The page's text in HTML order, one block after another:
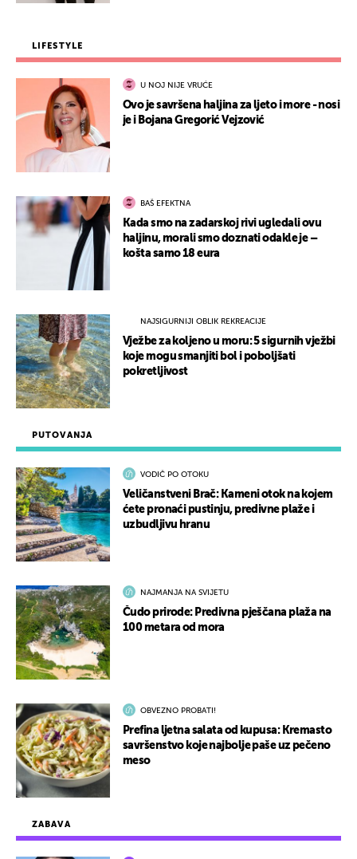
ZABAVA
PUTOVANJA
VODIČ PO OTOKU
Veličanstveni Brač: Kameni otok na kojem
ćete pronaći pustinju, predivne plaže i
uzbudljivu hranu
NAJMANJA NA SVIJETU
Čudo prirode: Predivna pješčana plaža na
100 metara od mora
OBVEZNO PROBATI!
Prefina ljetna salata od kupusa: Kremasto
savršenstvo koje najbolje paše uz pečeno
meso
LIFESTYLE
U NOJ NIJE VRUĆE
Ovo je savršena haljina za ljeto i more - nosi
je i Bojana Gregorić Vejzović
BAŠ EFEKTNA
Kada smo na zadarskoj rivi ugledali ovu
haljinu, morali smo doznati odakle je –
košta samo 18 eura
NAJSIGURNIJI OBLIK REKREACIJE
Vježbe za koljeno u moru: 5 sigurnih vježbi
koje mogu smanjiti bol i poboljšati
pokretljivost